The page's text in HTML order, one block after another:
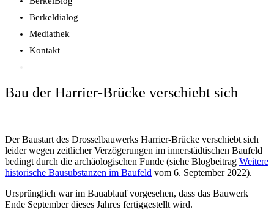
Berkeldialog
Mediathek
Kontakt
Bau der Harrier-Brücke verschiebt sich
Der Baustart des Drosselbauwerks Harrier-Brücke verschiebt sich
leider wegen zeitlicher Verzögerungen im innerstädtischen Baufeld
bedingt durch die archäologischen Funde (siehe Blogbeitrag Weitere
historische Bausubstanzen im Baufeld vom 6. September 2022).
Ursprünglich war im Bauablauf vorgesehen, dass das Bauwerk
Ende September dieses Jahres fertiggestellt wird.